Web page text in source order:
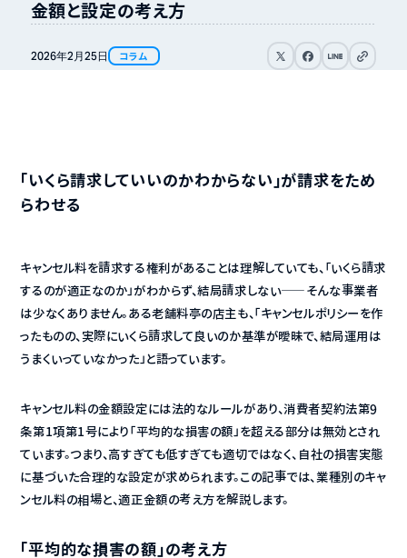
金額と設定の考え方
2026年2月25日 コラム リンクをコピ
「いくら請求していいのかわからない」が請求をため
らわせる
キャンセル料を請求する権利があることは理解していても、「いくら請求
するのが適正なのか」がわからず、結局請求しない——そんな事業者
は少なくありません。ある老舗料亭の店主も、「キャンセルポリシーを作
ったものの、実際にいくら請求して良いのか基準が曖昧で、結局運用は
うまくいっていなかった」と語っています。
キャンセル料の金額設定には法的なルールがあり、消費者契約法第9
条第1項第1号により「平均的な損害の額」を超える部分は無効とされ
ています。つまり、高すぎても低すぎても適切ではなく、自社の損害実態
に基づいた合理的な設定が求められます。この記事では、業種別のキャ
ンセル料の相場と、適正金額の考え方を解説します。
「平均的な損害の額」の考え方